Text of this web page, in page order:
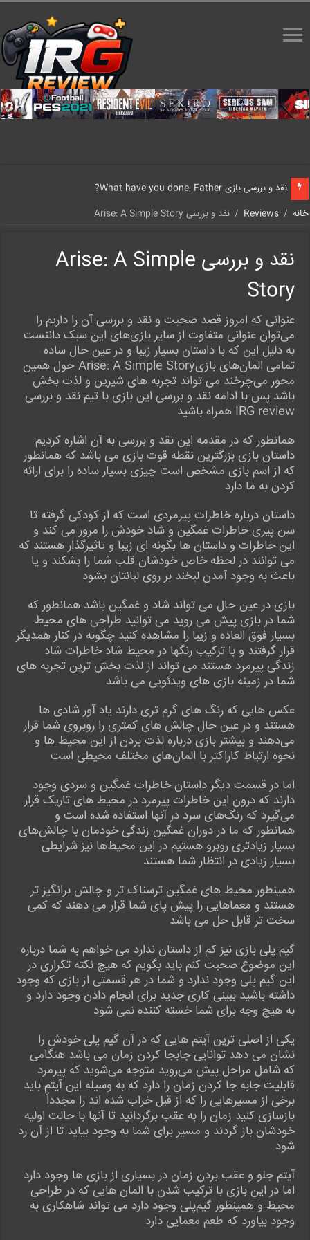
نقد و بررسی بازی What have you done, Father?
خانه /
Reviews
/ نقد و بررسی Arise: A Simple Story
نقد و بررسی Arise: A Simple
Story
عنوانی که امروز قصد صحبت و نقد و بررسی آن را داریم را
می‌توان عنوانی متفاوت از سایر بازی‌های این سبک داننست
به دلیل این که با داستان بسیار زیبا و در عین حال ساده
تمامی المان‌های بازیArise: A Simple Story حول همین
محور می‌چرخند می تواند تجربه های شیرین و لذت بخش
باشد پس با ادامه نقد و بررسی این بازی با تیم نقد و بررسی
IRG review همراه باشید
همانطور که در مقدمه این نقد و بررسی به آن اشاره کردیم
داستان بازی بزرگترین نقطه قوت بازی می باشد که همانطور
که از اسم بازی مشخص است چیزی بسیار ساده را برای ارائه
کردن به ما دارد
داستان درباره خاطرات پیرمردی است که از کودکی گرفته تا
سن پیری خاطرات غمگین و شاد خودش را مرور می کند و
این خاطرات و داستان ها بگونه ای زیبا و تاثیرگذار هستند که
می توانند در لحظه خاص خودشان قلب شما را بشکند و یا
باعث به وجود آمدن لبخند بر روی لبانتان بشود
بازی در عین حال می تواند شاد و غمگین باشد همانطور که
شما در بازی پیش می روید می توانید طراحی های محیط
بسیار فوق العاده و زیبا را مشاهده کنید چگونه در کنار همدیگر
قرار گرفتند و با ترکیب رنگها در محیط شاد خاطرات شاد
زندگی پیرمرد هستند می تواند از لذت بخش ترین تجربه های
شما در زمینه بازی های ویدئویی می باشد
عکس هایی که رنگ های گرم تری دارند یاد آور شادی ها
هستند و در عین حال چالش های کمتری را روبروی شما قرار
می‌دهند و بیشتر بازی درباره لذت بردن از این محیط ها و
نحوه ارتباط کاراکتر با المان‌های مختلف محیطی است
اما در قسمت دیگر داستان خاطرات غمگین و سردی وجود
دارند که درون این خاطرات پیرمرد در محیط های تاریک قرار
می‌گیرد که رنگ‌های سرد در آنها استفاده شده است و
همانطور که ما در دوران غمگین زندگی خودمان با چالش‌های
بسیار زیادتری روبرو هستیم در این محیط‌ها نیز شرایطی
بسیار زیادی در انتظار شما هستند
همینطور محیط های غمگین ترسناک تر و چالش برانگیز تر
هستند و معماهایی را پیش پای شما قرار می دهند که کمی
سخت تر قابل حل می باشد
گیم پلی بازی نیز کم از داستان ندارد می خواهم به شما درباره
این موضوع صحبت کنم باید بگویم که هیچ نکته تکراری در
این گیم پلی وجود ندارد و شما در هر قسمتی از بازی که وجود
داشته باشید ببینی کاری جدید برای انجام دادن وجود دارد و
به هیچ وجه برای شما خسته کننده نمی شود
یکی از اصلی ترین آیتم هایی که در آن گیم پلی خودش را
نشان می دهد توانایی جابجا کردن زمان می باشد هنگامی
که شامل مراحل پیش می‌روید متوجه می‌شوید که پیرمرد
قابلیت جابه جا کردن زمان را دارد که به وسیله این آیتم باید
برخی از مسیرهایی را که از قبل خراب شده ‏اند را مجدداً
بازسازی کنید زمان را به عقب برگردانید تا آنها با حالت اولیه
خودشان باز گردند و مسیر برای شما به وجود بیاید تا از آن رد
شود
آیتم جلو و عقب بردن زمان در بسیاری از بازی ها وجود دارد
اما در این بازی با ترکیب شدن با المان هایی که در طراحی
محیط و همینطور گیم‌پلی وجود دارد می تواند شاهکاری به
وجود بیاورد که طعم معمایی دارد